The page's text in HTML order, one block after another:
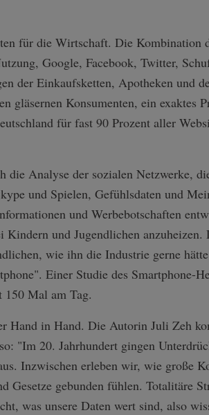
für die Wirtschaft. Die Kombination
Google, Facebook, Twitter,
der Einkaufsketten, Apotheken und
gläsernen Konsumenten, ein exaktes
für fast 90 Prozent aller
die Analyse der sozialen Netzwerke,
und Spielen, Gefühlsdaten und
und Werbebotschaften
Kindern und Jugendlichen anzuheizen.
wie ihn die Industrie gerne
Einer Studie des Smartphone-
150 Mal am Tag.
Hand in Hand. Die Autorin Juli Zeh
"Im 20. Jahrhundert gingen
Inzwischen erleben wir, wie große
gebunden fühlen. Totalitäre
was unsere Daten wert sind, also